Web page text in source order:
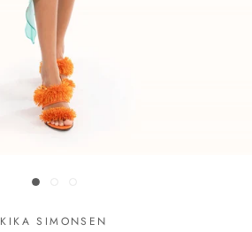
KIKA SIMONSEN